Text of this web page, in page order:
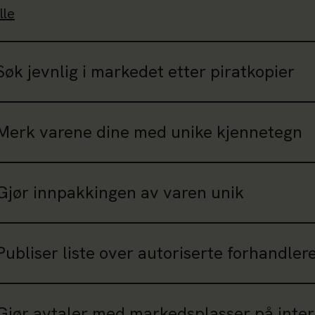
jevnlig i markedet etter piratkopier
varene dine med unike kjennetegn
innpakkingen av varen unik
liste over autoriserte